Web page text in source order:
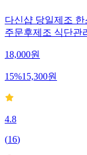
다신샵 당일제조
주문후제조 식단관
18,000원
15%15,300원
4.8
(16)